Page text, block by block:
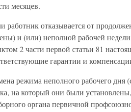
месяцев.
работник отказывается от
и (или) неполной рабочей
2 части первой статьи 81
гарантии и
режима неполного рабочего дня
на который они были
органа первичной